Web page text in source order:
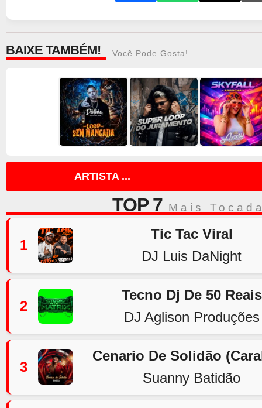
BAIXE TAMBÉM! Você Pode Gosta!
ARTISTA ...
TOP 7 Mais
1
Tic Tac Viral
DJ Luis DaNight
2
Tecno Dj De 50 Reais
DJ Aglison Produções
3
Cenario De Solidão
Suanny Batidão